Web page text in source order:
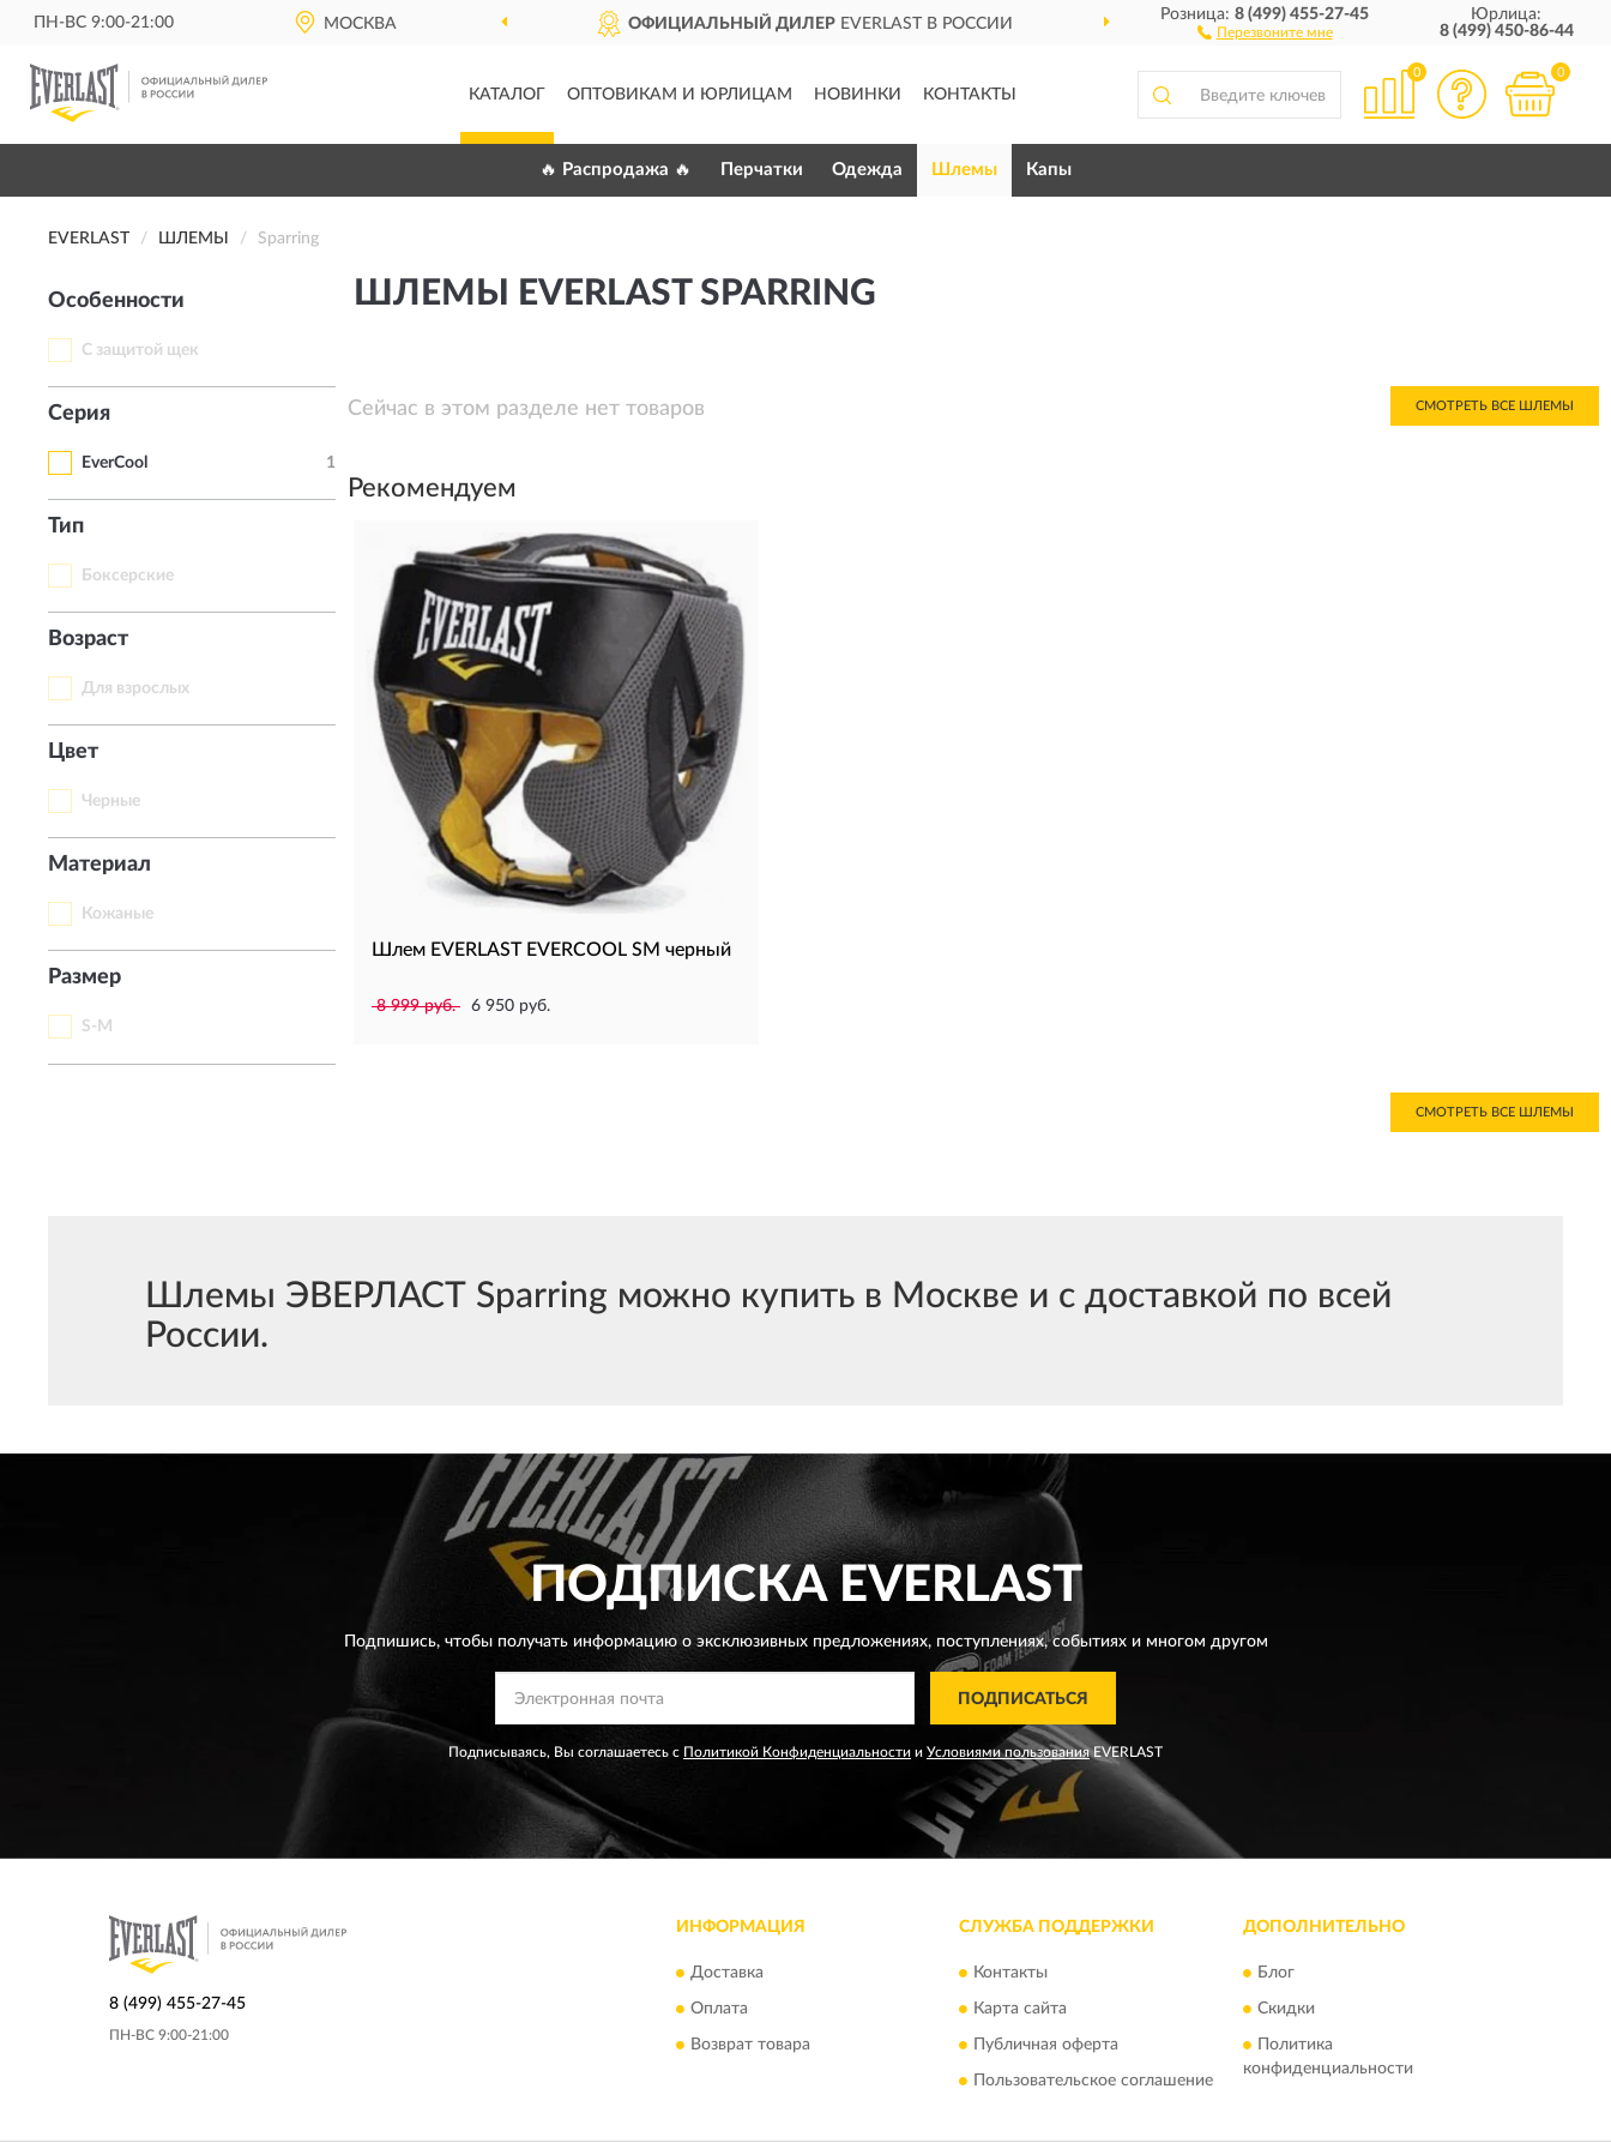
ПН-ВС 9:00-21:00 МОСКВА ОФИЦИАЛЬНЫЙ ДИЛЕР EVERLAST В РОССИИ ДОСТАВИМ ПО ВСЕЙ РОССИИ
Розница:8 (499) 455-27-45
Перезвоните мне
Юрлица:
8 (499) 450-86-44
КАТАЛОГ ОПТОВИКАМ И ЮРЛИЦАМ НОВИНКИ КОНТАКТЫ
0 0
🔥 Распродажа 🔥 Перчатки Одежда Шлемы Капы
EVERLAST ШЛЕМЫ Sparring
Особенности
С защитой щек
Серия
EverCool 1
Тип
Боксерские
Возраст
Для взрослых
Цвет
Черные
Материал
Кожаные
Размер
S-M
ШЛЕМЫ EVERLAST SPARRING
Сейчас в этом разделе нет товаров СМОТРЕТЬ ВСЕ ШЛЕМЫ
Рекомендуем
Шлем EVERLAST EVERCOOL SM черный
8 999 руб. 6 950 руб.
СМОТРЕТЬ ВСЕ ШЛЕМЫ
Шлемы ЭВЕРЛАСТ Sparring можно купить в Москве и с доставкой по всей
России.
ПОДПИСКАEVERLAST
Подпишись, чтобы получать информацию о эксклюзивных предложениях,поступлениях, событиях и многом другом
ПОДПИСАТЬСЯ
Подписываясь, Вы соглашаетесь с Политикой Конфиденциальности и Условиями пользованияEVERLAST
8 (499) 455-27-45
ПН-ВС 9:00-21:00
ИНФОРМАЦИЯ
Доставка
Оплата
Возврат товара
СЛУЖБА ПОДДЕРЖКИ
Контакты
Карта сайта
Публичная оферта
Пользовательское соглашение
ДОПОЛНИТЕЛЬНО
Блог
Скидки
Политика
конфиденциальности